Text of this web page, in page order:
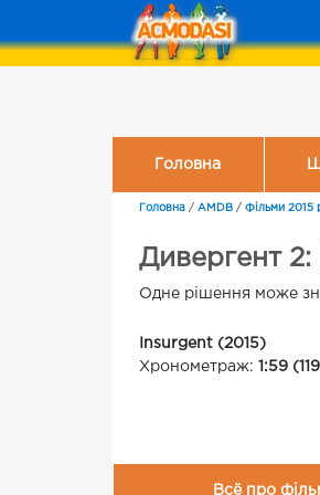
Головна
Головна / AMDB / Фільми 2015
Дивергент 2:
Одне рішення може
Insurgent (2015)
Хронометраж: 1:59
Всё про